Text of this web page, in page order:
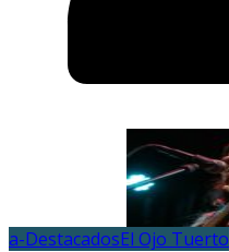
a-DestacadosEl Ojo Tuerto